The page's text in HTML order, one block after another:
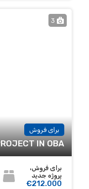
3
برای فروش
IN OBA
برای فروش،
پروژه جدید
€212.000